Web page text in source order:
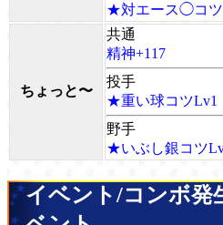
★対エース◯コツ
ちょっと〜
共通
精神+117
投手
★重い球コツLv1
野手
★いぶし銀コツ
イベント/コンボ発